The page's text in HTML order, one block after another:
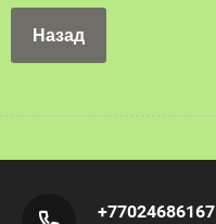
Назад
+77024686167